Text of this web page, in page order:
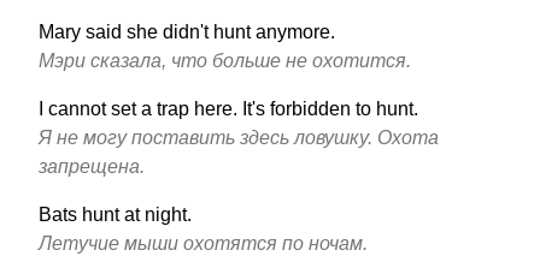
Mary said she didn't hunt anymore.
Мэри сказала, что больше не охотится.
I cannot set a trap here. It's forbidden to hunt.
Я не могу поставить здесь ловушку. Охота
запрещена.
Bats hunt at night.
Летучие мыши охотятся по ночам.